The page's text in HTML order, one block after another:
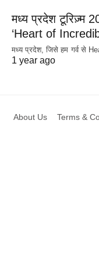
मध्य प्रदेश टूरिज़्म
‘Heart of
मध्य प्रदेश, जिसे हम गर्व से
1 year ago
About Us Terms &